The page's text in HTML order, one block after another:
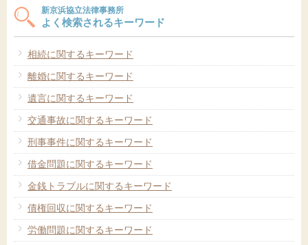
新京浜協立法律事務所
よく検索されるキーワード
相続に関するキーワード
離婚に関するキーワード
遺言に関するキーワード
交通事故に関するキーワード
刑事事件に関するキーワード
借金問題に関するキーワード
金銭トラブルに関するキーワード
債権回収に関するキーワード
労働問題に関するキーワード